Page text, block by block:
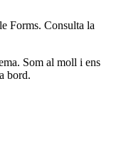
Forms. Consulta la
Som al moll i ens
bord.